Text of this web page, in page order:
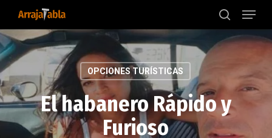
main
content
search
Menu
OPCIONES TURÍSTICAS
El habanero Rápido y
Furioso